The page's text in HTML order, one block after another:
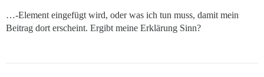
…-Element eingefügt wird, oder was ich tun muss, damit mein
Beitrag dort erscheint. Ergibt meine Erklärung Sinn?